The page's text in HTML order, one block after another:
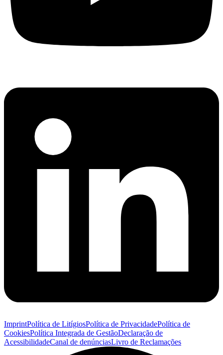
ImprintPolítica de LitígiosPolítica de PrivacidadePolítica de
CookiesPolítica Integrada de GestãoDeclaração de
AcessibilidadeCanal de denúnciasLivro de Reclamações